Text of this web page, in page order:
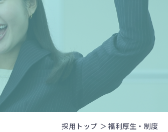
採用トップ 福利厚生・制度